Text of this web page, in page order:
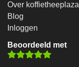
Over koffietheeplaza
Blog
Inloggen
Beoordeeld met